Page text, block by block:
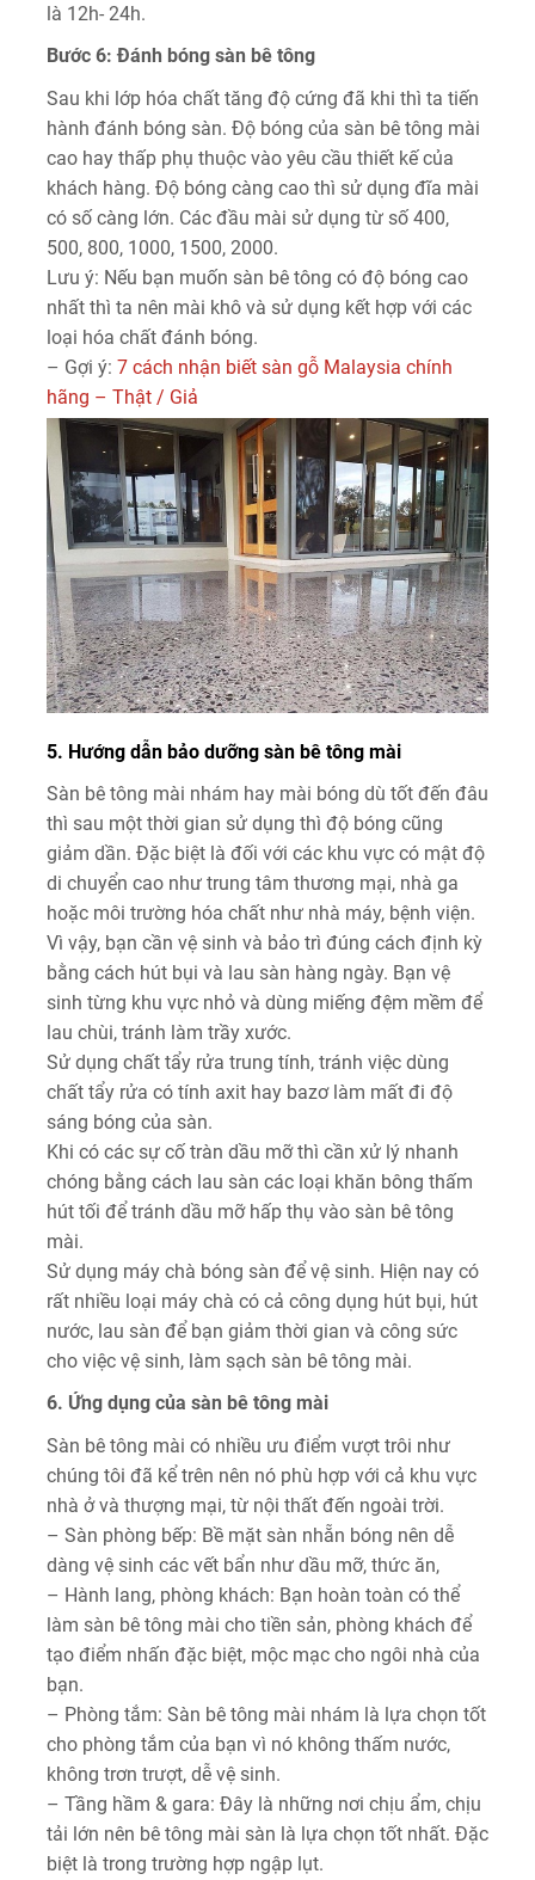
là 12h- 24h.
Bước 6: Đánh bóng sàn bê tông
Sau khi lớp hóa chất tăng độ cứng đã khi thì ta tiến
hành đánh bóng sàn. Độ bóng của sàn bê tông mài
cao hay thấp phụ thuộc vào yêu cầu thiết kế của
khách hàng. Độ bóng càng cao thì sử dụng đĩa mài
có số càng lớn. Các đầu mài sử dụng từ số 400,
500, 800, 1000, 1500, 2000.
Lưu ý: Nếu bạn muốn sàn bê tông có độ bóng cao
nhất thì ta nên mài khô và sử dụng kết hợp với các
loại hóa chất đánh bóng.
– Gợi ý: 7 cách nhận biết sàn gỗ Malaysia chính
hãng – Thật / Giả
5. Hướng dẫn bảo dưỡng sàn bê tông mài
Sàn bê tông mài nhám hay mài bóng dù tốt đến đâu
thì sau một thời gian sử dụng thì độ bóng cũng
giảm dần. Đặc biệt là đối với các khu vực có mật độ
di chuyển cao như trung tâm thương mại, nhà ga
hoặc môi trường hóa chất như nhà máy, bệnh viện.
Vì vậy, bạn cần vệ sinh và bảo trì đúng cách định kỳ
bằng cách hút bụi và lau sàn hàng ngày. Bạn vệ
sinh từng khu vực nhỏ và dùng miếng đệm mềm để
lau chùi, tránh làm trầy xước.
Sử dụng chất tẩy rửa trung tính, tránh việc dùng
chất tẩy rửa có tính axit hay bazơ làm mất đi độ
sáng bóng của sàn.
Khi có các sự cố tràn dầu mỡ thì cần xử lý nhanh
chóng bằng cách lau sàn các loại khăn bông thấm
hút tối để tránh dầu mỡ hấp thụ vào sàn bê tông
mài.
Sử dụng máy chà bóng sàn để vệ sinh. Hiện nay có
rất nhiều loại máy chà có cả công dụng hút bụi, hút
nước, lau sàn để bạn giảm thời gian và công sức
cho việc vệ sinh, làm sạch sàn bê tông mài.
6. Ứng dụng của sàn bê tông mài
Sàn bê tông mài có nhiều ưu điểm vượt trôi như
chúng tôi đã kể trên nên nó phù hợp với cả khu vực
nhà ở và thượng mại, từ nội thất đến ngoài trời.
– Sàn phòng bếp: Bề mặt sàn nhẵn bóng nên dễ
dàng vệ sinh các vết bẩn như dầu mỡ, thức ăn,
– Hành lang, phòng khách: Bạn hoàn toàn có thể
làm sàn bê tông mài cho tiền sản, phòng khách để
tạo điểm nhấn đặc biệt, mộc mạc cho ngôi nhà của
bạn.
– Phòng tắm: Sàn bê tông mài nhám là lựa chọn tốt
cho phòng tắm của bạn vì nó không thấm nước,
không trơn trượt, dễ vệ sinh.
– Tầng hầm & gara: Đây là những nơi chịu ẩm, chịu
tải lớn nên bê tông mài sàn là lựa chọn tốt nhất. Đặc
biệt là trong trường hợp ngập lụt.